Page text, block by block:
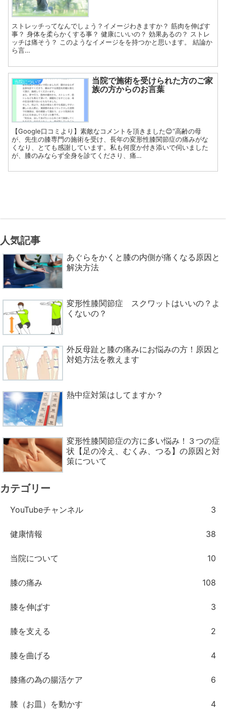
ストレッチってなんでしょう？イメージわきますか？ 筋肉を伸ばす
事？ 身体を柔らかくする事？ 健康にいいの？ 効果あるの？ ストレ
ッチは痛そう？ このようなイメージをを持つかと思います。 結論か
ら言…
当院について
当院で施術を受けられた方のご家
族の方からのお言葉
【Google口コミより】素敵なコメントを頂きました😊“高齢の母
が、先生の膝専門の施術を受け、長年の変形性膝関節症の痛みがな
くなり、とても感謝しています。私も何度か付き添いで伺いました
が、膝のみならず全身を診てくださり、痛…
人気記事
あぐらをかくと膝の内側が痛くなる原因と
解決方法
変形性膝関節症 スクワットはいいの？よ
くないの？
外反母趾と膝の痛みにお悩みの方！原因と
対処方法を教えます
熱中症対策はしてますか？
変形性膝関節症の方に多い悩み！３つの症
状【足の冷え、むくみ、つる】の原因と対
策について
カテゴリー
YouTubeチャンネル 3
健康情報 38
当院について 10
膝の痛み 108
膝を伸ばす 3
膝を支える 2
膝を曲げる 4
膝痛の為の腸活ケア 6
膝（お皿）を動かす 4